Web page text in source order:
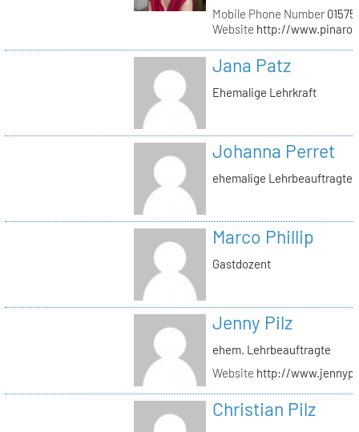
Mobile Phone Number
Website http://
Jana Patz
Ehemalige Lehrkraft
Johanna Perret
ehemalige Lehrbeauftragte
Marco Phillip
Gastdozent
Jenny Pilz
ehem. Lehrbeauftragte
Website http://
Christian Pilz